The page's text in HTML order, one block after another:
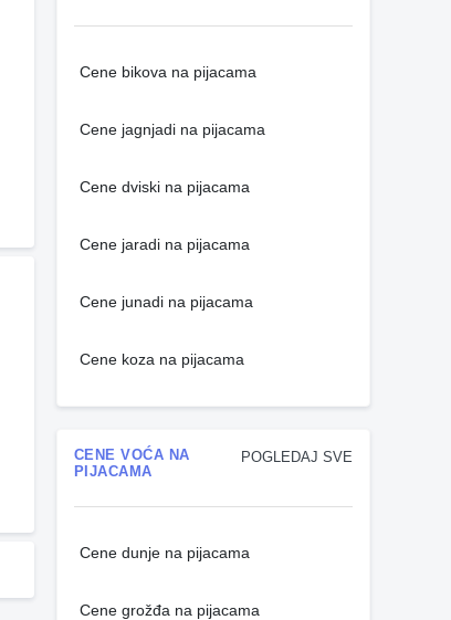
Cene bikova na pijacama
Cene jagnjadi na pijacama
Cene dviski na pijacama
Cene jaradi na pijacama
Cene junadi na pijacama
Cene koza na pijacama
POGLEDAJ SVE
CENE VOĆA NA
PIJACAMA
Cene dunje na pijacama
Cene grožđa na pijacama